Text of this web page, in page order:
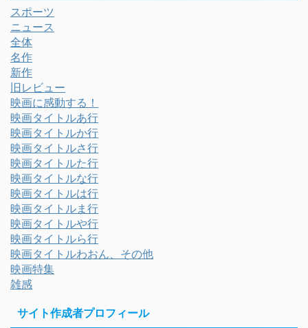
スポーツ
ニュース
全体
名作
新作
旧レビュー
映画に感動する！
映画タイトルあ行
映画タイトルか行
映画タイトルさ行
映画タイトルた行
映画タイトルな行
映画タイトルは行
映画タイトルま行
映画タイトルや行
映画タイトルら行
映画タイトルわおん、その他
映画特集
雑感
サイト作成者プロフィール